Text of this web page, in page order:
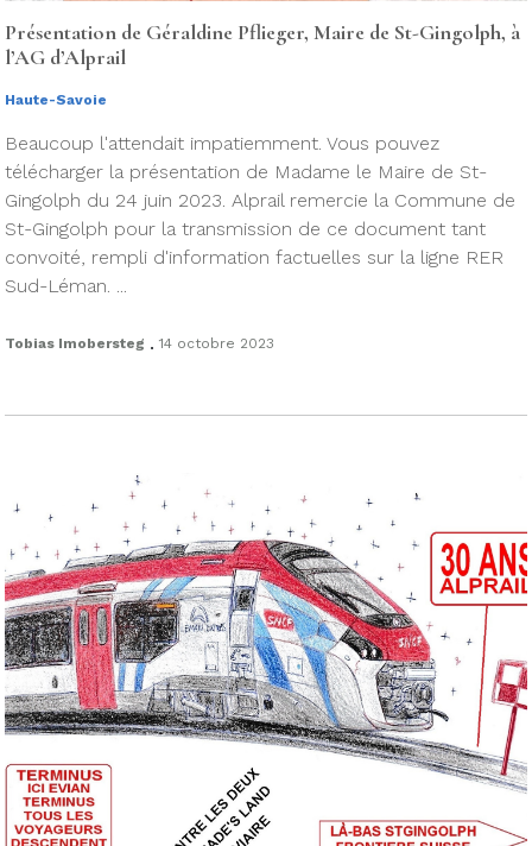
Présentation de Géraldine Pflieger, Maire de St-Gingolph, à
l’AG d’Alprail
Haute-Savoie
Beaucoup l'attendait impatiemment. Vous pouvez
télécharger la présentation de Madame le Maire de St-
Gingolph du 24 juin 2023. Alprail remercie la Commune de
St-Gingolph pour la transmission de ce document tant
convoité, rempli d'information factuelles sur la ligne RER
Sud-Léman. ...
Tobias Imobersteg . 14 octobre 2023